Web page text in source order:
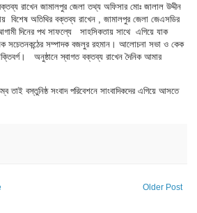
রাখেন জামালপুর জেলা তথ্য অফিসার মোঃ জালাল উদ্দীন
বিশেষ অতিথির বক্তব্য রাখেন , জামালপুর জেলা জেএসডির
দিনের পথ সাফল্যে সাহসিকতায় সাথে এগিয়ে যাক
সচেতনকন্ঠের সম্পাদক বজলুর রহমান। আলোচনা সভা ও কেক
অনুষ্ঠানে স্বাগত বক্তব্য রাখেন দৈনিক আমার
তাই বস্তুনিষ্ঠ সংবাদ পরিবেশনে সাংবাদিকদের এগিয়ে আসতে
Older Post